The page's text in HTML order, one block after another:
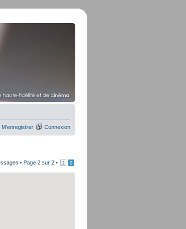
M’enregistrer Connexion
• Page 2 sur 2 • 1 2